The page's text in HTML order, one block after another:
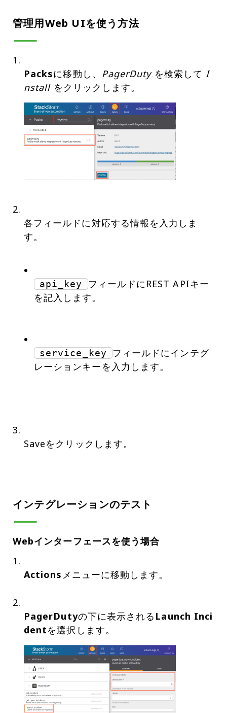
管理用Web UIを使う方法
Packsに移動し、 PagerDutyを検索してI
nstall
各フィールドに対応する情報を入力しま
す。
api_key
フィールドにREST APIキー
を記入します。
service_key
フィールドにインテグ
レーションキーを入力します。
Saveをクリックします。
インテグレーションのテスト
Webインターフェースを使う場合
Actions メニューに移動します。
PagerDutyの下に表示される Launch Inci
dent